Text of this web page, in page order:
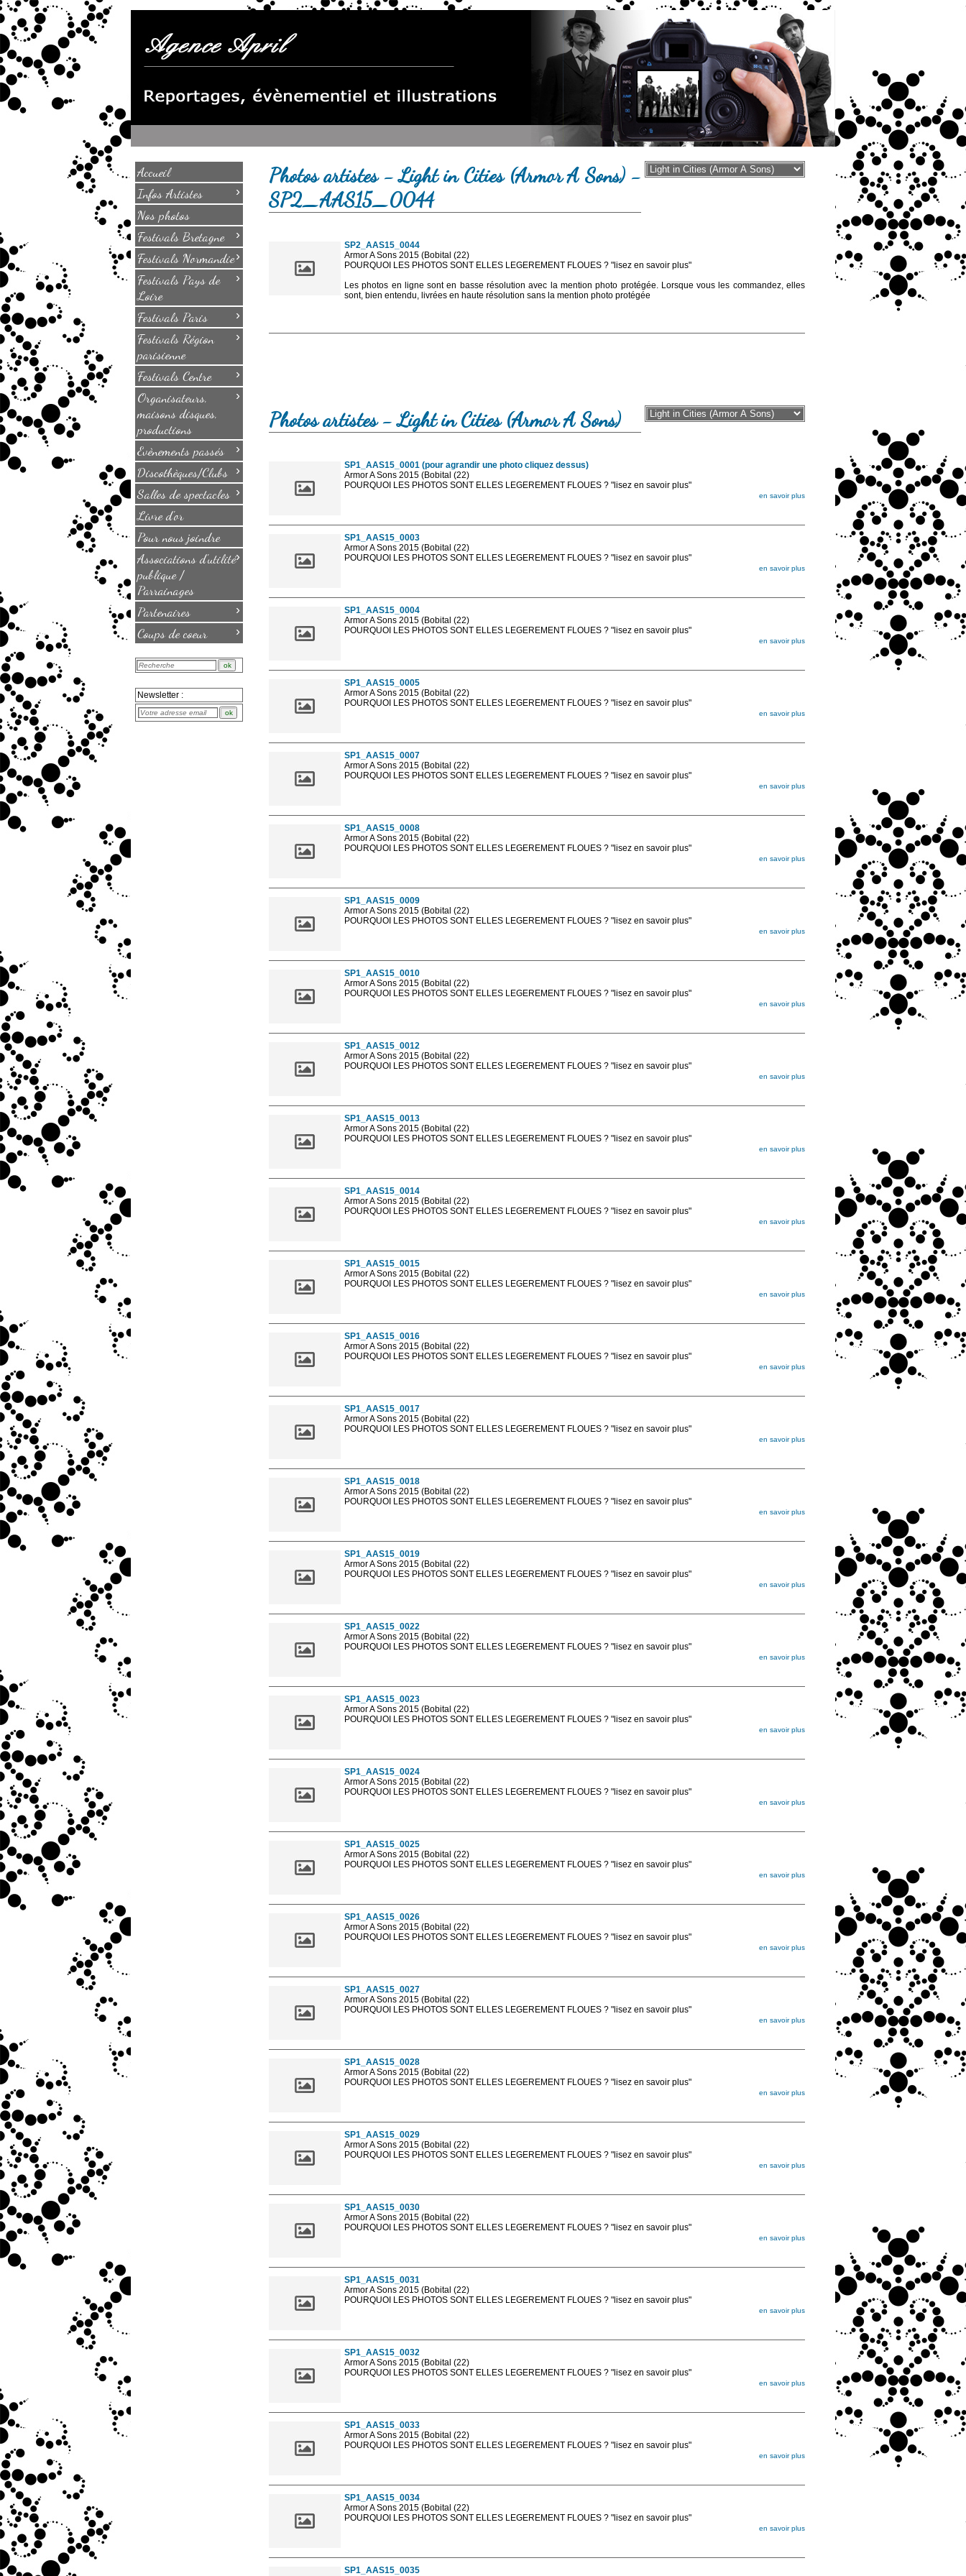
Accueil
Infos Artistes
›
Nos photos
Festivals Bretagne
›
Festivals Normandie›
Festivals Pays de
Loire
›
Festivals Paris ›
Festivals Région
parisienne
›
Festivals Centre ›
Organisateurs,
maisons disques,
productions
›
Evènements passés ›
Discothèques/Clubs ›
Salles de spectacles ›
Livre d'or
Pour nous joindre
Associations d'utilité
publique /
Parrainages
›
Partenaires ›
Coups de coeur ›
Newsletter :
Photos artistes - Light in Cities (Armor A Sons) -
SP2_AAS15_0044
SP2_AAS15_0044
Armor A Sons 2015 (Bobital (22)
POURQUOI LES PHOTOS SONT ELLES LEGEREMENT FLOUES ? "lisez en savoir plus"
Les photos en ligne sont en basse résolution avec la mention photo protégée. Lorsque vous les commandez, elles
sont, bien entendu, livrées en haute résolution sans la mention photo protégée
Photos artistes - Light in Cities (Armor A Sons)
SP1_AAS15_0001 (pour agrandir une photo cliquez dessus)
Armor A Sons 2015 (Bobital (22)
POURQUOI LES PHOTOS SONT ELLES LEGEREMENT FLOUES ? "lisez en savoir plus"
en savoir plus
SP1_AAS15_0003
Armor A Sons 2015 (Bobital (22)
POURQUOI LES PHOTOS SONT ELLES LEGEREMENT FLOUES ? "lisez en savoir plus"
en savoir plus
SP1_AAS15_0004
Armor A Sons 2015 (Bobital (22)
POURQUOI LES PHOTOS SONT ELLES LEGEREMENT FLOUES ? "lisez en savoir plus"
en savoir plus
SP1_AAS15_0005
Armor A Sons 2015 (Bobital (22)
POURQUOI LES PHOTOS SONT ELLES LEGEREMENT FLOUES ? "lisez en savoir plus"
en savoir plus
SP1_AAS15_0007
Armor A Sons 2015 (Bobital (22)
POURQUOI LES PHOTOS SONT ELLES LEGEREMENT FLOUES ? "lisez en savoir plus"
en savoir plus
SP1_AAS15_0008
Armor A Sons 2015 (Bobital (22)
POURQUOI LES PHOTOS SONT ELLES LEGEREMENT FLOUES ? "lisez en savoir plus"
en savoir plus
SP1_AAS15_0009
Armor A Sons 2015 (Bobital (22)
POURQUOI LES PHOTOS SONT ELLES LEGEREMENT FLOUES ? "lisez en savoir plus"
en savoir plus
SP1_AAS15_0010
Armor A Sons 2015 (Bobital (22)
POURQUOI LES PHOTOS SONT ELLES LEGEREMENT FLOUES ? "lisez en savoir plus"
en savoir plus
SP1_AAS15_0012
Armor A Sons 2015 (Bobital (22)
POURQUOI LES PHOTOS SONT ELLES LEGEREMENT FLOUES ? "lisez en savoir plus"
en savoir plus
SP1_AAS15_0013
Armor A Sons 2015 (Bobital (22)
POURQUOI LES PHOTOS SONT ELLES LEGEREMENT FLOUES ? "lisez en savoir plus"
en savoir plus
SP1_AAS15_0014
Armor A Sons 2015 (Bobital (22)
POURQUOI LES PHOTOS SONT ELLES LEGEREMENT FLOUES ? "lisez en savoir plus"
en savoir plus
SP1_AAS15_0015
Armor A Sons 2015 (Bobital (22)
POURQUOI LES PHOTOS SONT ELLES LEGEREMENT FLOUES ? "lisez en savoir plus"
en savoir plus
SP1_AAS15_0016
Armor A Sons 2015 (Bobital (22)
POURQUOI LES PHOTOS SONT ELLES LEGEREMENT FLOUES ? "lisez en savoir plus"
en savoir plus
SP1_AAS15_0017
Armor A Sons 2015 (Bobital (22)
POURQUOI LES PHOTOS SONT ELLES LEGEREMENT FLOUES ? "lisez en savoir plus"
en savoir plus
SP1_AAS15_0018
Armor A Sons 2015 (Bobital (22)
POURQUOI LES PHOTOS SONT ELLES LEGEREMENT FLOUES ? "lisez en savoir plus"
en savoir plus
SP1_AAS15_0019
Armor A Sons 2015 (Bobital (22)
POURQUOI LES PHOTOS SONT ELLES LEGEREMENT FLOUES ? "lisez en savoir plus"
en savoir plus
SP1_AAS15_0022
Armor A Sons 2015 (Bobital (22)
POURQUOI LES PHOTOS SONT ELLES LEGEREMENT FLOUES ? "lisez en savoir plus"
en savoir plus
SP1_AAS15_0023
Armor A Sons 2015 (Bobital (22)
POURQUOI LES PHOTOS SONT ELLES LEGEREMENT FLOUES ? "lisez en savoir plus"
en savoir plus
SP1_AAS15_0024
Armor A Sons 2015 (Bobital (22)
POURQUOI LES PHOTOS SONT ELLES LEGEREMENT FLOUES ? "lisez en savoir plus"
en savoir plus
SP1_AAS15_0025
Armor A Sons 2015 (Bobital (22)
POURQUOI LES PHOTOS SONT ELLES LEGEREMENT FLOUES ? "lisez en savoir plus"
en savoir plus
SP1_AAS15_0026
Armor A Sons 2015 (Bobital (22)
POURQUOI LES PHOTOS SONT ELLES LEGEREMENT FLOUES ? "lisez en savoir plus"
en savoir plus
SP1_AAS15_0027
Armor A Sons 2015 (Bobital (22)
POURQUOI LES PHOTOS SONT ELLES LEGEREMENT FLOUES ? "lisez en savoir plus"
en savoir plus
SP1_AAS15_0028
Armor A Sons 2015 (Bobital (22)
POURQUOI LES PHOTOS SONT ELLES LEGEREMENT FLOUES ? "lisez en savoir plus"
en savoir plus
SP1_AAS15_0029
Armor A Sons 2015 (Bobital (22)
POURQUOI LES PHOTOS SONT ELLES LEGEREMENT FLOUES ? "lisez en savoir plus"
en savoir plus
SP1_AAS15_0030
Armor A Sons 2015 (Bobital (22)
POURQUOI LES PHOTOS SONT ELLES LEGEREMENT FLOUES ? "lisez en savoir plus"
en savoir plus
SP1_AAS15_0031
Armor A Sons 2015 (Bobital (22)
POURQUOI LES PHOTOS SONT ELLES LEGEREMENT FLOUES ? "lisez en savoir plus"
en savoir plus
SP1_AAS15_0032
Armor A Sons 2015 (Bobital (22)
POURQUOI LES PHOTOS SONT ELLES LEGEREMENT FLOUES ? "lisez en savoir plus"
en savoir plus
SP1_AAS15_0033
Armor A Sons 2015 (Bobital (22)
POURQUOI LES PHOTOS SONT ELLES LEGEREMENT FLOUES ? "lisez en savoir plus"
en savoir plus
SP1_AAS15_0034
Armor A Sons 2015 (Bobital (22)
POURQUOI LES PHOTOS SONT ELLES LEGEREMENT FLOUES ? "lisez en savoir plus"
en savoir plus
SP1_AAS15_0035